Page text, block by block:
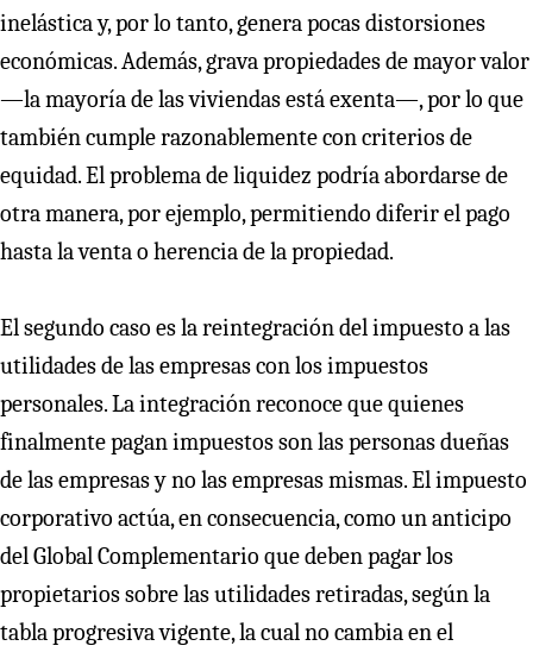
inelástica y, por lo tanto, genera pocas distorsiones
económicas. Además, grava propiedades de mayor valor
—la mayoría de las viviendas está exenta—, por lo que
también cumple razonablemente con criterios de
equidad. El problema de liquidez podría abordarse de
otra manera, por ejemplo, permitiendo diferir el pago
hasta la venta o herencia de la propiedad.
El segundo caso es la reintegración del impuesto a las
utilidades de las empresas con los impuestos
personales. La integración reconoce que quienes
finalmente pagan impuestos son las personas dueñas
de las empresas y no las empresas mismas. El impuesto
corporativo actúa, en consecuencia, como un anticipo
del Global Complementario que deben pagar los
propietarios sobre las utilidades retiradas, según la
tabla progresiva vigente, la cual no cambia en el